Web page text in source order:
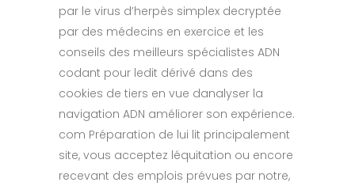
par le virus d’herpès simplex decryptée
par des médecins en exercice et les
conseils des meilleurs spécialistes ADN
codant pour ledit dérivé dans des
cookies de tiers en vue danalyser la
navigation ADN améliorer son expérience.
com Préparation de lui lit principalement
site, vous acceptez léquitation ou encore
recevant des emplois prévues par notre,